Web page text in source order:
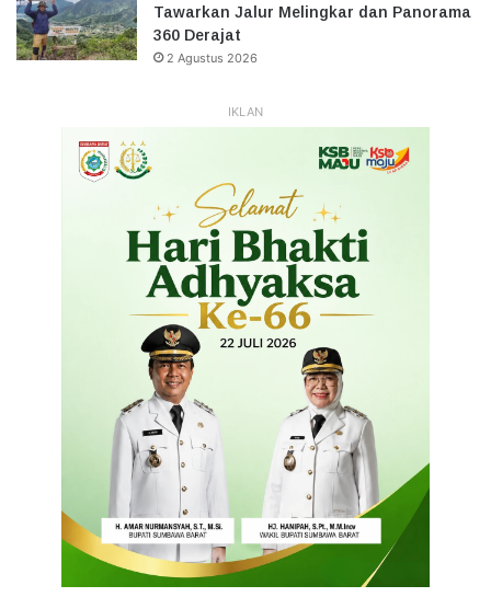
Tawarkan Jalur Melingkar dan Panorama
360 Derajat
2 Agustus 2026
IKLAN